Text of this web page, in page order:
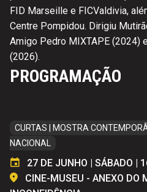
FID Marseille e FICValdivia,
Centre Pompidou. Dirigiu
Amigo Pedro MIXTAPE (2024)
(2026).
PROGRAMAÇÃO
CURTAS | MOSTRA
NACIONAL
27 DE JUNHO | SÁBADO |
CINE-MUSEU - ANEXO DO